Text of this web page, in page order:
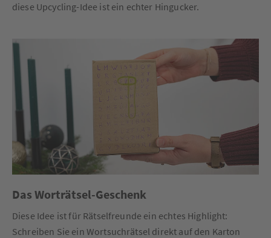
diese Upcycling-Idee ist ein echter Hingucker.
Das Worträtsel-Geschenk
Diese Idee ist für Rätselfreunde ein echtes Highlight:
Schreiben Sie ein Wortsuchrätsel direkt auf den Karton